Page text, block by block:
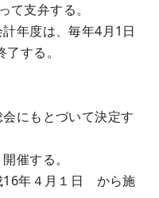
て支弁する。
度は、毎年4月1日
する。
にもとづいて決定す
催する。
年４月１日 から施